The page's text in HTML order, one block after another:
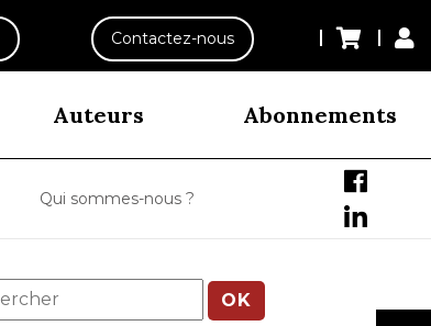
Contactez-nous
Auteurs Abonnements
Qui sommes-nous ?
OK